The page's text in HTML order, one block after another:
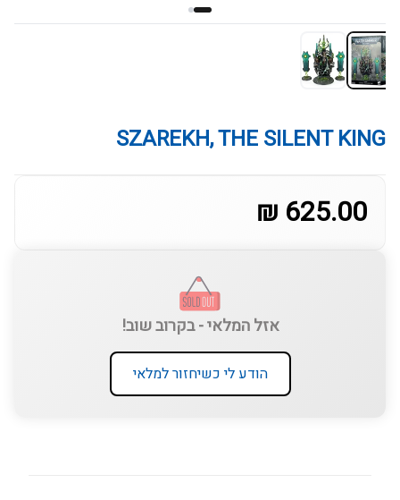
SZAREKH, THE SILENT KING
625.00 ₪
אזל המלאי - בקרוב שוב!
הודע לי כשיחזור למלאי